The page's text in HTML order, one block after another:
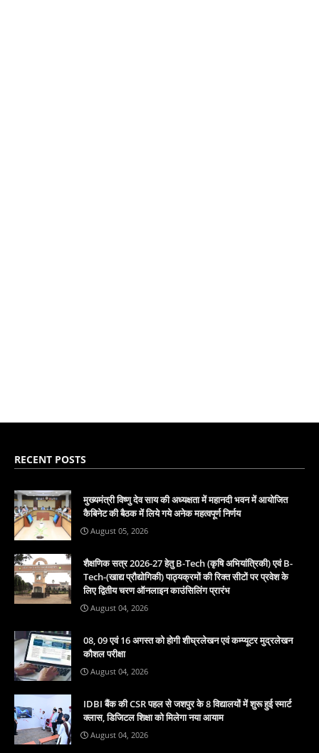
RECENT POSTS
मुख्यमंत्री विष्णु देव साय की अध्यक्षता में महानदी भवन में आयोजित
कैबिनेट की बैठक में लिये गये अनेक महत्वपूर्ण निर्णय
August 05, 2026
शैक्षणिक सत्र 2026-27 हेतु B-Tech (कृषि अभियांत्रिकी) एवं B-
Tech-(खाद्य प्रौद्योगिकी) पाठ्यक्रमों की रिक्त सीटों पर प्रवेश के
लिए द्वितीय चरण ऑनलाइन काउंसिलिंग प्रारंभ
August 04, 2026
08, 09 एवं 16 अगस्त को होगी शीघ्रलेखन एवं कम्प्यूटर मुद्रलेखन
कौशल परीक्षा
August 04, 2026
IDBI बैंक की CSR पहल से जशपुर के 8 विद्यालयों में शुरू हुई स्मार्ट
क्लास, डिजिटल शिक्षा को मिलेगा नया आयाम
August 04, 2026